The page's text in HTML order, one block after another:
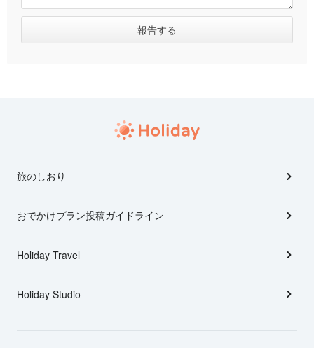
旅のしおり
おでかけプラン投稿ガイドライン
Holiday Travel
Holiday Studio